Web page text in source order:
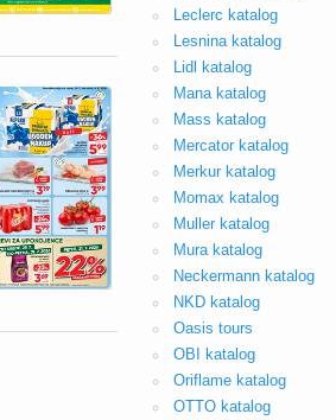
Leclerc katalog
Lesnina katalog
Lidl katalog
Mana katalog
Mass katalog
Mercator katalog
Merkur katalog
Momax katalog
Muller katalog
Mura katalog
Neckermann katalog
NKD katalog
Oasis tours
OBI katalog
Oriflame katalog
OTTO katalog